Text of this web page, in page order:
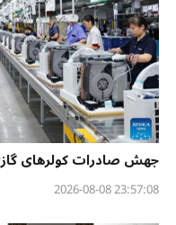
جهش صادرات کولرهای
23:57:08 2026-08-08